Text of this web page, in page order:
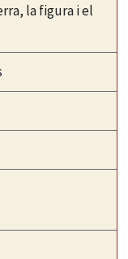
la figura i el